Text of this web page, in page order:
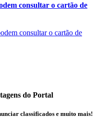
consultar o cartão de
do Portal
classificados e muito mais!